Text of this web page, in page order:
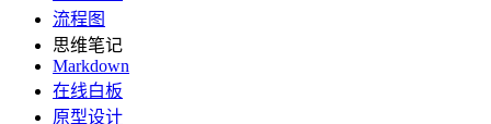
流程图
思维笔记
Markdown
在线白板
原型设计